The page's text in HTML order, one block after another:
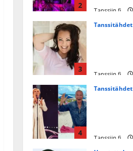
2
Tanssiin.fi
3
Tanssitähdet
Tanssiin.fi
4
Tanssitähdet
Tanssiin.fi